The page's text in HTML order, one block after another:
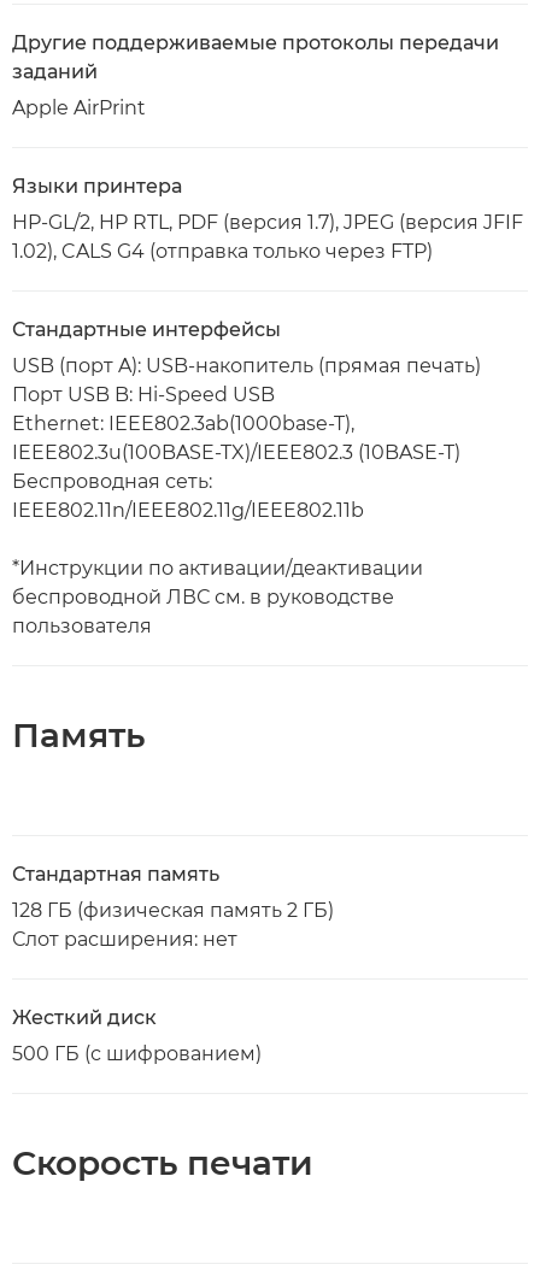
Другие поддерживаемые протоколы передачи
заданий
Apple AirPrint
Языки принтера
HP-GL/2, HP RTL, PDF (версия 1.7), JPEG (версия JFIF
1.02), CALS G4 (отправка только через FTP)
Стандартные интерфейсы
USB (порт A): USB-накопитель (прямая печать)
Порт USB B: Hi-Speed USB
Ethernet: IEEE802.3ab(1000base-T),
IEEE802.3u(100BASE-TX)/IEEE802.3 (10BASE-T)
Беспроводная сеть:
IEEE802.11n/IEEE802.11g/IEEE802.11b
*Инструкции по активации/деактивации
беспроводной ЛВС см. в руководстве
пользователя
Память
Стандартная память
128 ГБ (физическая память 2 ГБ)
Слот расширения: нет
Жесткий диск
500 ГБ (с шифрованием)
Скорость печати